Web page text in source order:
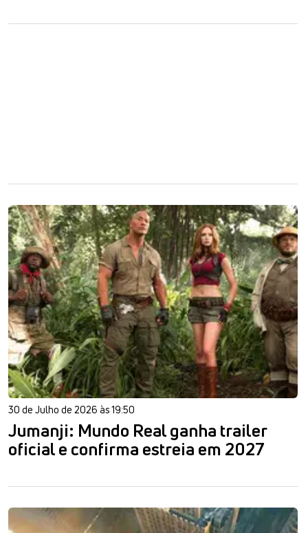
30 de Julho de 2026 às 19:50
Jumanji: Mundo Real ganha trailer
oficial e confirma estreia em 2027